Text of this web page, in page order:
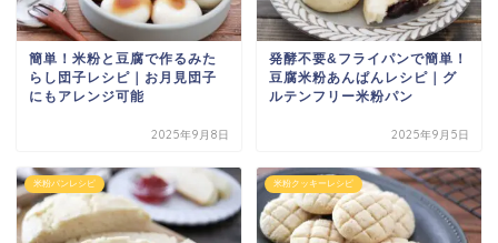
簡単！米粉と豆腐で作るみた
らし団子レシピ｜お月見団子
にもアレンジ可能
2025年9月8日
発酵不要&フライパンで簡単！
豆腐米粉あんぱんレシピ｜グ
ルテンフリー米粉パン
2025年9月5日
米粉パンレシピ 米粉クッキーレシピ